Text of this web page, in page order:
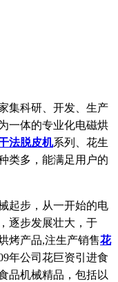
科研、开发、生产
一体的专业化电磁烘
法脱皮机系列、花生
类多，能满足用户的
步，从一开始的电
逐步发展壮大，于
烤产品,注生产销售花
年公司花巨资引进食
品机械精品，包括以